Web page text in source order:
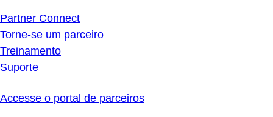
Partner Connect
Torne-se um parceiro
Treinamento
Suporte
Accesse o portal de parceiros